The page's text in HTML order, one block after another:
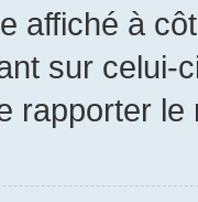
affiché à
sur
rapporter le